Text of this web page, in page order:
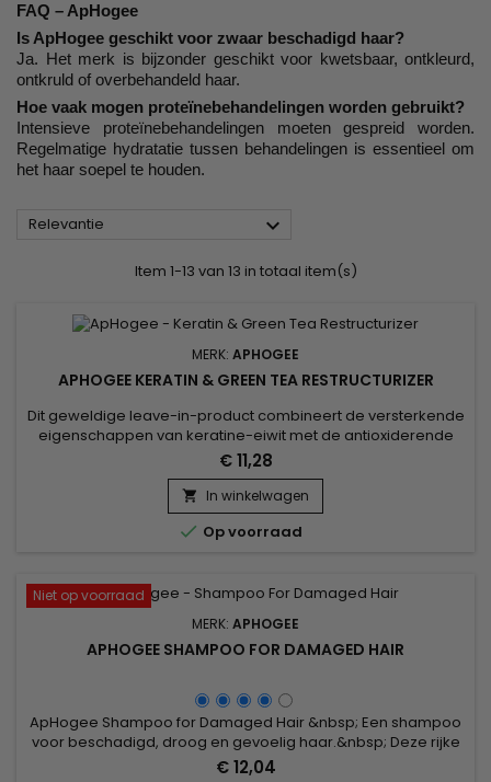
FAQ – ApHogee
Is ApHogee geschikt voor zwaar beschadigd haar?
Ja. Het merk is bijzonder geschikt voor kwetsbaar, ontkleurd,
ontkruld of overbehandeld haar.
Hoe vaak mogen proteïnebehandelingen worden gebruikt?
Intensieve proteïnebehandelingen moeten gespreid worden.
Regelmatige hydratatie tussen behandelingen is essentieel om
het haar soepel te houden.
Relevantie 
Item 1-13 van 13 in totaal item(s)
MERK: APHOGEE
APHOGEE KERATIN & GREEN TEA RESTRUCTURIZER
Dit geweldige leave-in-product combineert de versterkende
eigenschappen van keratine-eiwit met de antioxiderende
voordelen van groene thee. Het helpt breuken en gespleten
haarpunten te verminderen en geeft body aan slap, futloos
haar. Actieve ingrediënten binden zich in de haarschacht
met natuurlijke lichaamswarmte of warmte van stylingtools.
ApHogee...
€ 11,28
 In winkelwagen
 Op voorraad
Niet op voorraad
MERK: APHOGEE
APHOGEE SHAMPOO FOR DAMAGED HAIR
ApHogee Shampoo for Damaged Hair &nbsp; Een shampoo
voor beschadigd, droog en gevoelig haar.&nbsp; Deze rijke
shampoo zorgt voor een zachte reiniging.&nbsp; Dankzij de
€ 12,04